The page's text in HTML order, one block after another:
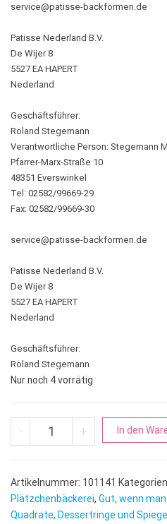
service@patisse-backformen.de
Patisse Nederland B.V.
De Wijer 8
5527 EA HAPERT
Nederland
Geschäftsführer:
Roland Stegemann
Verantwortliche Person: Stegemann
Pfarrer-Marx-Straße 10
48351 Everswinkel
Tel: 02582/99669-29
Fax: 02582/99669-30
service@patisse-backformen.de
Patisse Nederland B.V.
De Wijer 8
5527 EA HAPERT
Nederland
Geschäftsführer:
Roland Stegemann
Nur noch 4 vorrätig
- Kreis | Bratring Eierformer
+ In den
Artikelnummer: 101141
Plätzchenbäckerei, Gut, wenn
Quadrate, Dessertringe und